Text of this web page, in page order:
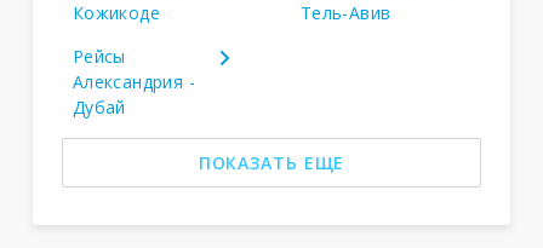
Кожикоде
Тель-Авив
Рейсы
Александрия -
Дубай
ПОКАЗАТЬ ЕЩЕ